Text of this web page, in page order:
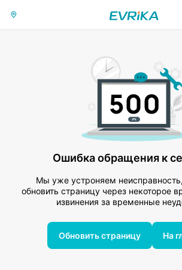
Ошибка обращения к
Мы уже устроняем
обновить страницу через некоторое
извинения за временные
Обновить страницу На